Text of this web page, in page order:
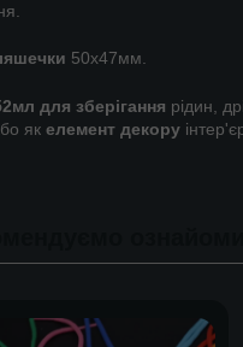
50х47мм.
для зберігання рідин,
як елемент декору